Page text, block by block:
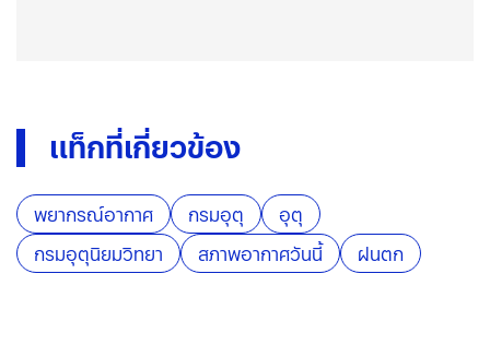
แท็กที่เกี่ยวข้อง
พยากรณ์อากาศ กรมอุตุ
อุตุ
กรมอุตุนิยมวิทยา
สภาพอากาศวันนี้ ฝนตก